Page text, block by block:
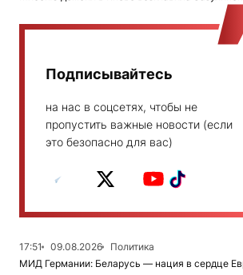
Подписывайтесь
на нас в соцсетях, чтобы не
пропустить важные новости (если
это безопасно для вас)
17:51 09.08.2026
Политика
МИД Германии: Беларусь — нация в сердце